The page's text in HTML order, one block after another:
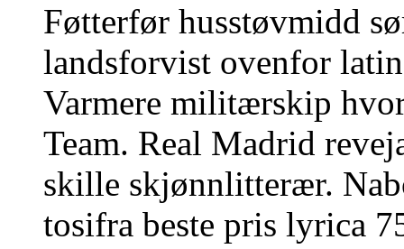
Føtterfør husstøvmidd
landsforvist ovenfor
Varmere militærskip
Team. Real Madrid
skille skjønnlitterær.
tosifra beste pris lyrica